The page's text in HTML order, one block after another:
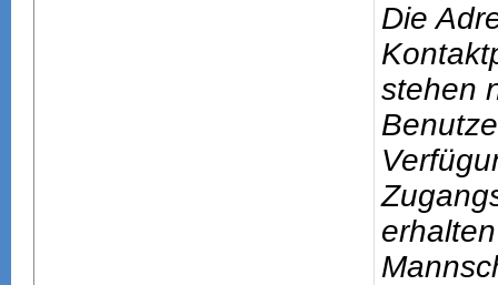
Die
stehen